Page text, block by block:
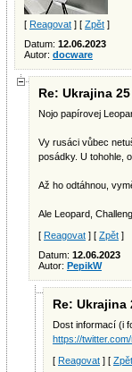
[ Reagovat ] [ Zpět ]
Datum: 12.06.2023
Autor: docware
Re: Ukrajina 25
Nojo papírovej
Vy rusáci vůbec
posádky. U tohohle,
Až ho odtáhnou,
Ale Leopard,
[ Reagovat ] [ Zpět ]
Datum: 12.06.2023
Autor: PepikW
Re: Ukrajina
Dost informací (i
https://
[ Reagovat ] [ Zpět